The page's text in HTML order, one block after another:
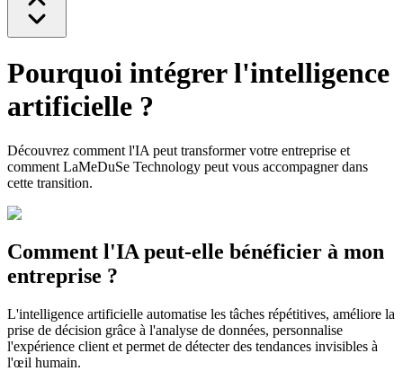
Pourquoi intégrer l'intelligence
artificielle ?
Découvrez comment l'IA peut transformer votre entreprise et
comment LaMeDuSe Technology peut vous accompagner dans
cette transition.
Comment l'IA peut-elle bénéficier à mon
entreprise ?
L'intelligence artificielle automatise les tâches répétitives, améliore la
prise de décision grâce à l'analyse de données, personnalise
l'expérience client et permet de détecter des tendances invisibles à
l'œil humain.